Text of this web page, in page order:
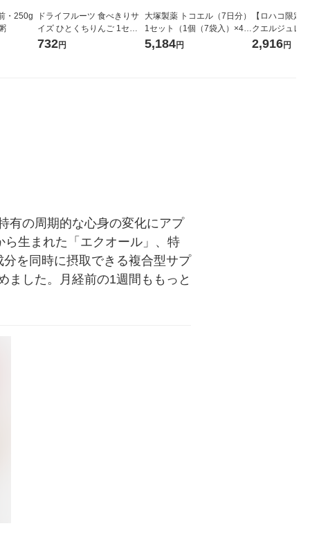
・250g
ドライフルーツ 食べきりサ
イズ ひとくちりんご 1セッ
ト(1個×3) 南信州菓子工房
732円
大塚製薬 トコエル（7日分）
1セット（1個（7袋入）×4）
サプリメント
5,184円
【ロハコ限定
クエルジュレ
ル 1個(7袋入)
ェムケアセッ
2,916円
有の周期的な心身の変化にアプ
ら生まれた「エクオール」、特
を同時に摂取できる複合型サプ
ました。月経前の1週間ももっと